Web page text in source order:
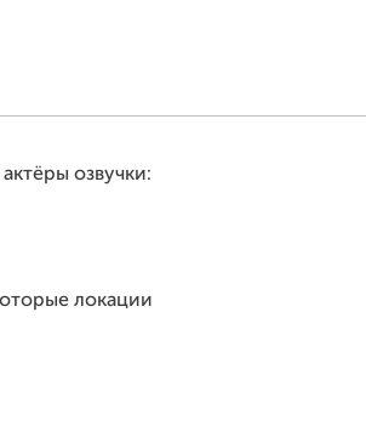
озвучки:
локации